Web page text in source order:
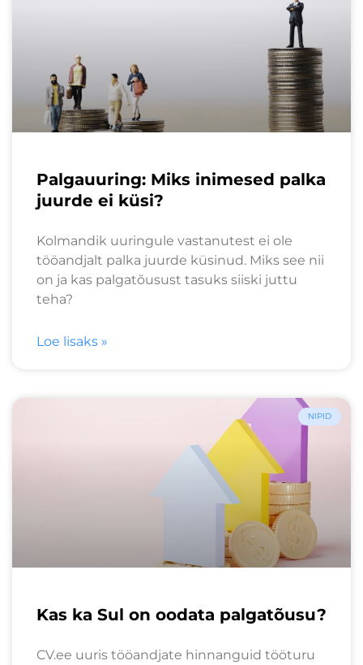
Palgauuring: Miks inimesed palka
juurde ei küsi?
Kolmandik uuringule vastanutest ei ole
tööandjalt palka juurde küsinud. Miks see nii
on ja kas palgatõusust tasuks siiski juttu
teha?
Loe lisaks »
NIPID
Kas ka Sul on oodata palgatõusu?
CV.ee uuris tööandjate hinnanguid tööturu